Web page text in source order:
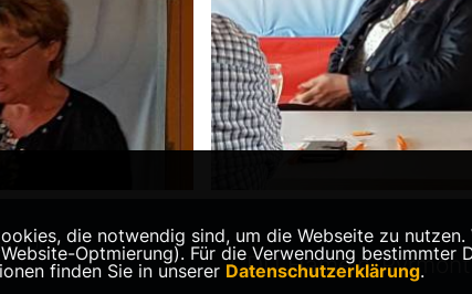
CDU
CDU Hameln-Pyrmont
die notwendig sind, um die Webseite zu
Optmierung). Für die Verwendung
finden Sie in unserer Datenschutzerklärung.